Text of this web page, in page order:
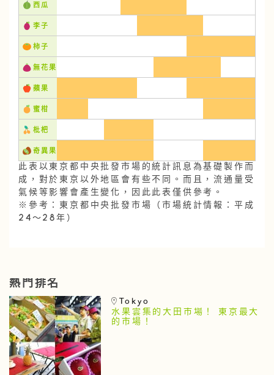
西瓜
李子
柿子
無花果
蘋果
蜜柑
枇杷
奇異果
此表以東京都中央批發市場的統計訊息為基礎製作而
成，對於東京以外地區會有些不同。而且，流通量受
氣候等影響會產生變化，因此此表僅供參考。
※參考：東京都中央批發市場（市場統計情報：平成
24～28年）
熱門排名
Tokyo
水果雲集的大田市場！ 東京最大
的市場！